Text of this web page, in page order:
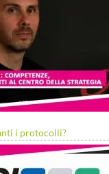
i protocolli?